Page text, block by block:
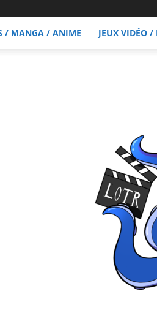
/ MANGA / ANIME JEUX VIDÉO /